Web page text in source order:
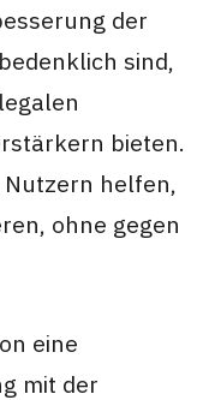
der
sind,
bieten.
helfen,
ohne gegen
eine
mit der